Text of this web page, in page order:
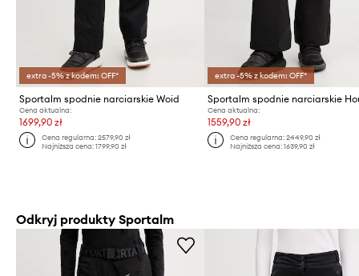
extra -5% z kodem: OFF*
Sportalm spodnie narciarskie Woid
Cena aktualna:
1699,90 zł
Cena regularna:2579,90 zł
Najniższa cena:1799,90 zł
extra -5% z kodem: OFF*
Sportalm spodnie narciarskie
Cena aktualna:
1559,90 zł
Cena regularna: 2449,90 zł
Najniższa cena: 1639,90 zł
Odkryj produkty Sportalm